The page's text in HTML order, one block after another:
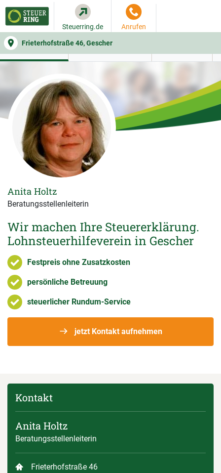
Frieterhofstraße 46, Gescher
Steuerring.de Anrufen
WER SIE BERÄT BEITRAGSRECHNER
Wir machen Ihre Steuererklärung.
Lohnsteuerhilfeverein in Gescher
Festpreis ohne Zusatzkosten
persönliche Betreuung
steuerlicher Rundum-Service
jetzt Kontakt aufnehmen
Anita Holtz
Beratungsstellenleiterin
Kontakt
Anita Holtz
Beratungsstellenleiterin
Frieterhofstraße 46